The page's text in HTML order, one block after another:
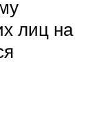
лиц на